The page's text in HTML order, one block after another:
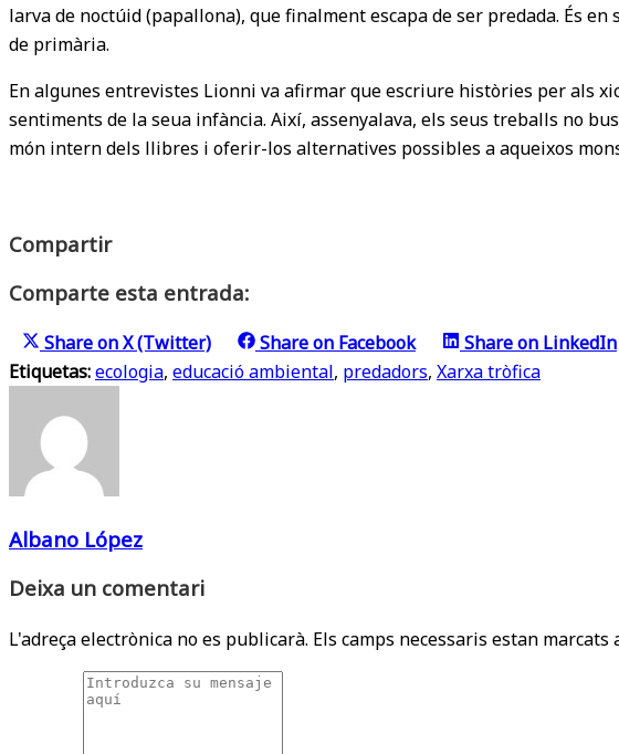
larva de noctúid (papallona), que finalment escapa de ser predada. És
de primària.
En algunes entrevistes Lionni va afirmar que escriure històries per als
sentiments de la seua infància. Així, assenyalava, els seus treballs no
món intern dels llibres i oferir-los alternatives possibles a aqueixos
Compartir
Comparte esta entrada:
Share onX (Twitter) Share on Facebook Share on LinkedIn
Etiquetas:ecologia, educació ambiental, predadors, Xarxa tròfica
Albano López
Deixa un comentari
L'adreça electrònica no es publicarà. Els camps necessaris estan marcats